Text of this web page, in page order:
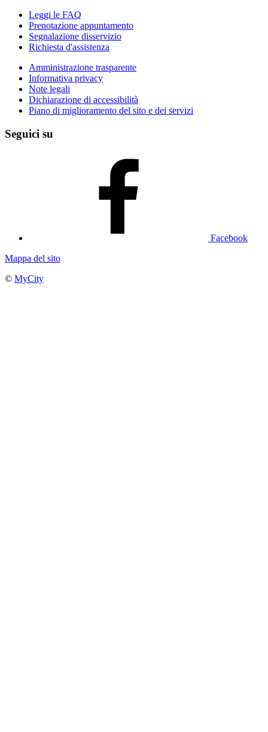
Leggi le FAQ
Prenotazione appuntamento
Segnalazione disservizio
Richiesta d'assistenza
Amministrazione trasparente
Informativa privacy
Note legali
Dichiarazione di accessibilità
Piano di miglioramento del sito e dei servizi
Seguici su
Facebook
Mappa del sito
© MyCity